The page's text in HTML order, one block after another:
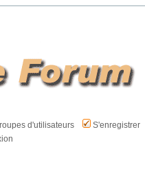
d'utilisateurs
S'enregistrer